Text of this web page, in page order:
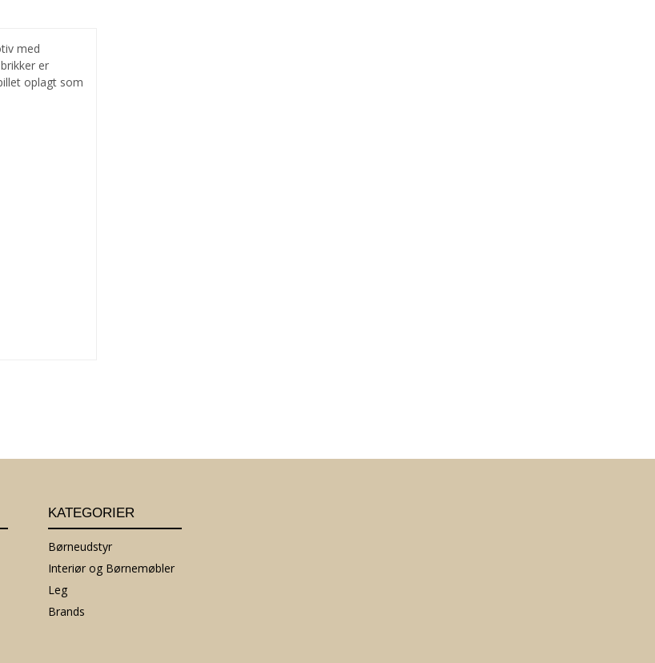
med
er
oplagt som
KATEGORIER
Børneudstyr
Interiør og Børnemøbler
Leg
Brands